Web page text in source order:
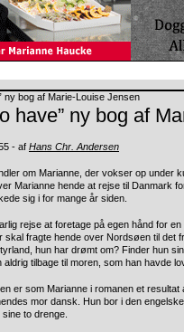
have” ny bog af
- af Hans Chr. Andersen
om Marianne, der vokser op under
Marianne hende at rejse til Danmark
sig i for mange år siden.
rejse at foretage på egen hånd for
skal fragte hende over Nordsøen til det
hun har drømt om? Finder hun
tilbage til moren, som han havde
er som Marianne i romanen et
mor dansk. Hun bor i den
to drenge.